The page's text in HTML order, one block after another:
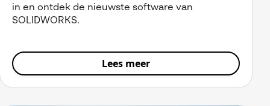
in en ontdek de nieuwste software van
SOLIDWORKS.
Lees meer